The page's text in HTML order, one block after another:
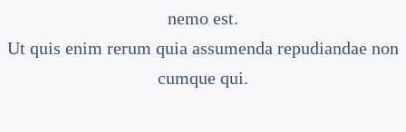
nemo est.
Ut quis enim rerum quia assumenda repudiandae non
cumque qui.